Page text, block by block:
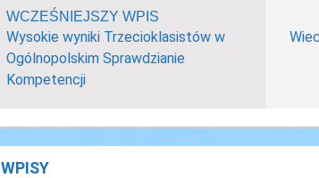
WCZEŚNIEJSZY WPIS
Wysokie wyniki Trzecioklasistów w
Ogólnopolskim Sprawdzianie
Kompetencji
WPISY